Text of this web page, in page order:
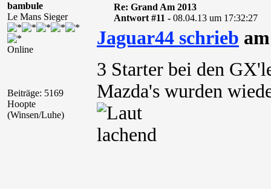
bambule
Le Mans Sieger
Online
Beiträge: 5169
Hoopte
(Winsen/Luhe)
Re: Grand Am 2013
Antwort #11 - 08.04.13 um 17:32:27
Jaguar44 schrieb
3 Starter bei den
Mazda's wurden